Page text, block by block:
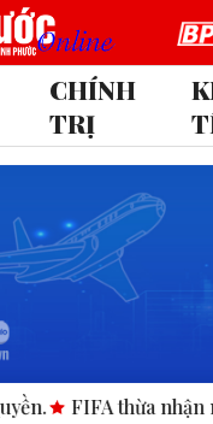
CHÍNH
TRỊ
mặt sân Club World